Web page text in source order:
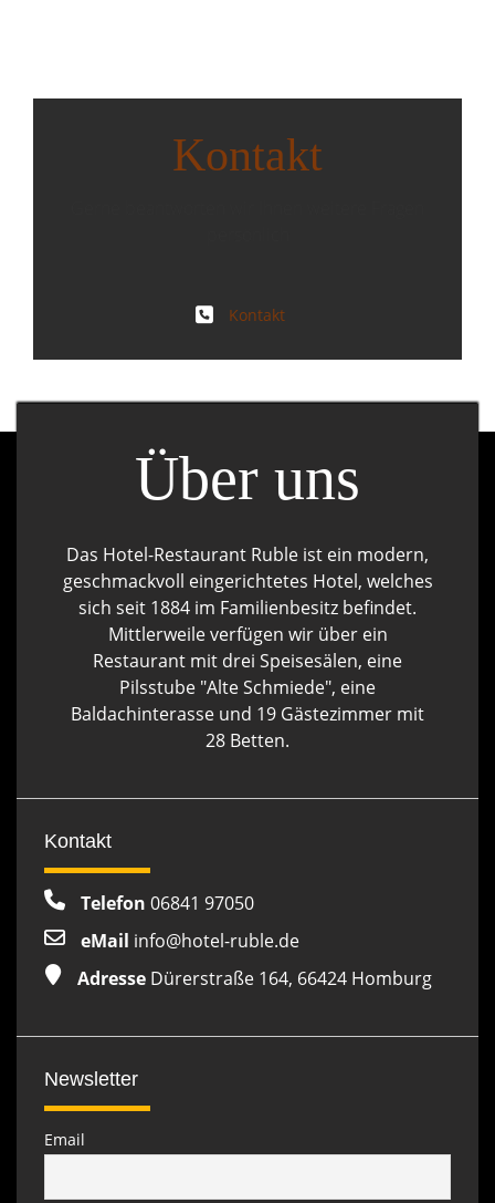
Kontakt
Kontakt
Über uns
Das Hotel-Restaurant Ruble ist ein modern,
geschmackvoll eingerichtetes Hotel, welches
sich seit 1884 im Familienbesitz befindet.
Mittlerweile verfügen wir über ein
Restaurant mit drei Speisesälen, eine
Pilsstube "Alte Schmiede", eine
Baldachinterasse und 19 Gästezimmer mit
28 Betten.
Kontakt
Telefon 06841 97050
eMail info@hotel-ruble.de
Adresse Dürerstraße 164, 66424 Homburg
Newsletter
Email